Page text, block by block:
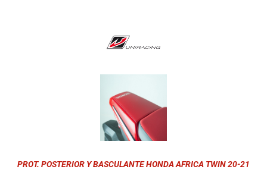
PROT. POSTERIOR Y BASCULANTE HONDA AFRICA TWIN 20-21